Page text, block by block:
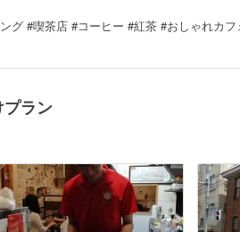
グ #喫茶店 #コーヒー #紅茶 #おしゃれカフ
ラン